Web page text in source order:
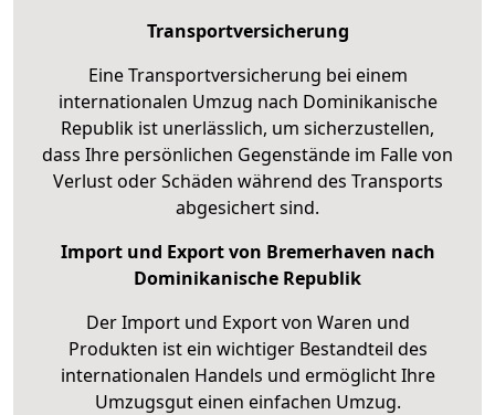
Transportversicherung
Eine Transportversicherung bei einem
internationalen Umzug nach Dominikanische
Republik ist unerlässlich, um sicherzustellen,
dass Ihre persönlichen Gegenstände im Falle von
Verlust oder Schäden während des Transports
abgesichert sind.
Import und Export von Bremerhaven nach
Dominikanische Republik
Der Import und Export von Waren und
Produkten ist ein wichtiger Bestandteil des
internationalen Handels und ermöglicht Ihre
Umzugsgut einen einfachen Umzug.